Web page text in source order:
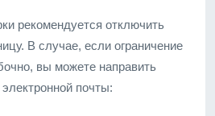
рекомендуется отключить
В случае, если ограничение
вы можете направить
почты: